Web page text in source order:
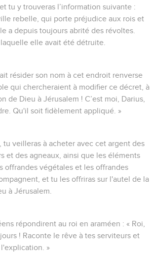
tu y trouveras l’information suivante :
rebelle, qui porte préjudice aux rois et
a depuis toujours abrité des révoltes.
elle avait été détruite.
résider son nom à cet endroit renverse
qui chercheraient à modifier ce décret, à
de Dieu à Jérusalem ! C’est moi, Darius,
Qu'il soit fidèlement appliqué. »
tu veilleras à acheter avec cet argent des
et des agneaux, ainsi que les éléments
offrandes végétales et les offrandes
et tu les offriras sur l'autel de la
à Jérusalem.
répondirent au roi en araméen : « Roi,
! Raconte le rêve à tes serviteurs et
»